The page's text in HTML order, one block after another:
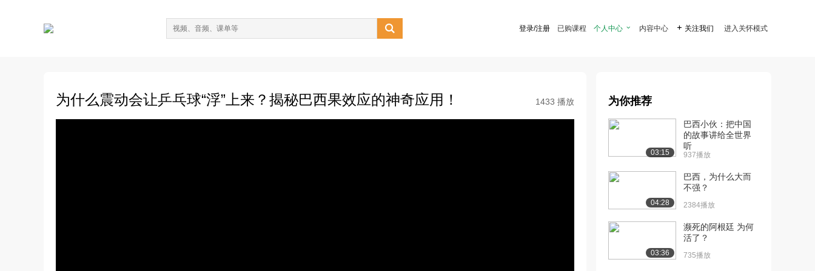
 登录/注册 已购课程 个人中心  内容中心  关注我们 进入关怀模式
为什么震动会让乒乓球“浮”上来？揭秘巴西果效应的神奇应用！ 1433 播放 为你推荐
03:15
巴西小伙：把中国
的故事讲给全世界
听
937播放
04:28
巴西，为什么大而
不强？
2384播放
03:36
濒死的阿根廷 为何
活了？
735播放